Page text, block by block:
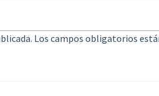
Los campos obligatorios